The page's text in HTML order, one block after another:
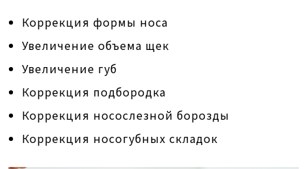
Коррекция формы носа
Увеличение объема щек
Увеличение губ
Коррекция подбородка
Коррекция носослезной борозды
Коррекция носогубных складок